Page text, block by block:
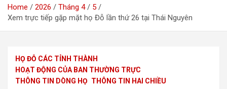
Home 2026 Tháng 4
5
Xem trực tiếp gặp mặt họ Đỗ lần thứ 26 tại Thái Nguyên
HỌ ĐỖ CÁC TỈNH THÀNH
HOẠT ĐỘNG CỦA BAN THƯỜNG TRỰC
THÔNG TIN DÒNG HỌ THÔNG TIN HAI CHIỀU